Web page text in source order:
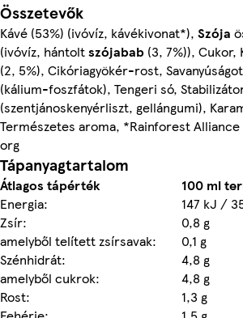
Összetevők
Kávé (53%) (ivóvíz, kávékivonat*), Szója
(ivóvíz, hántoltszójabab (3, 7%)),
(2, 5%), Cikóriagyökér-rost,
(kálium-foszfátok), Tengeri só,
(szentjánoskenyérliszt, gellángumi),
Természetes aroma, *Rainforest
org
Tápanyagtartalom
Átlagos tápérték
100 ml
Energia:
147 kJ /
Zsír:
0,8 g
amelyből telített zsírsavak:
0,1 g
Szénhidrát:
4,8 g
amelyből cukrok:
4,8 g
Rost:
1,3 g